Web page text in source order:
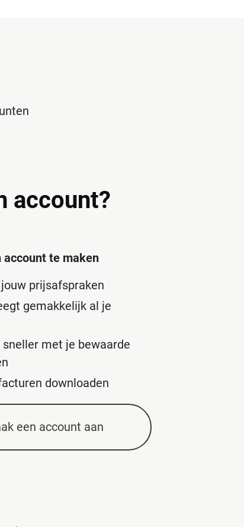
account?
account te maken
prijsafspraken
gemakkelijk al je
met je bewaarde
downloaden
een account aan